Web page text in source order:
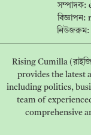
সম্পাদক:
বিজ্ঞাপন:
নিউজরুম:
Rising Cumilla
provides the latest
including politics,
team of
comprehensive